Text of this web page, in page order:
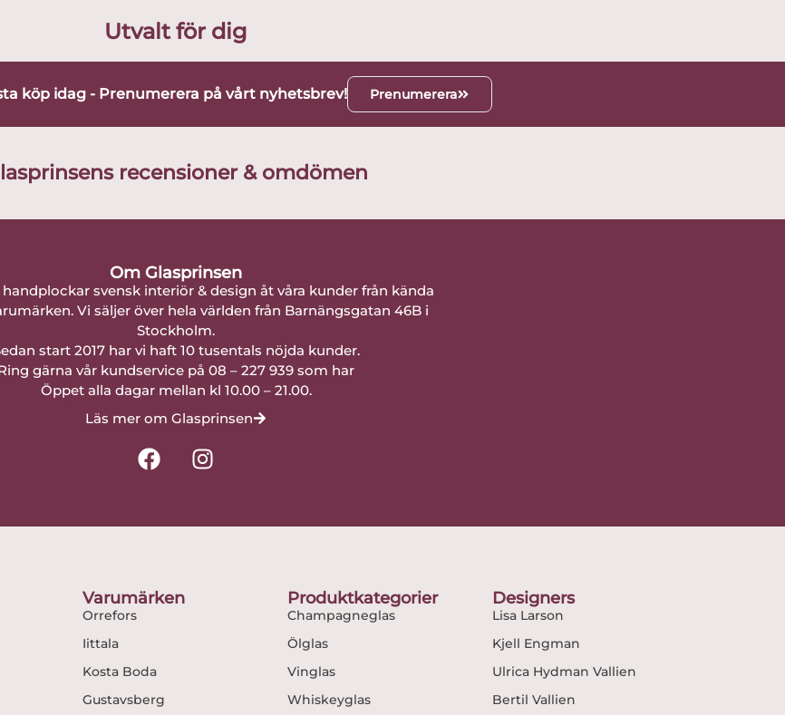
Utvalt för dig
köp idag - Prenumerera på vårt nyhetsbrev! Prenumerera
recensioner & omdömen
Om Glasprinsen
svensk interiör & design åt våra kunder från kända
Vi säljer över hela världen från Barnängsgatan 46B i
Stockholm.
start 2017 har vi haft 10 tusentals nöjda kunder.
gärna vår kundservice på 08 – 227 939 som har
Öppet alla dagar mellan kl 10.00 – 21.00.
Läs mer om Glasprinsen
F
a
k
I
n
Varumärken
Orrefors
Iittala
Kosta Boda
Gustavsberg
Produktkategorier
Champagneglas
Ölglas
Vinglas
Whiskeyglas
Designers
Lisa Larson
Kjell Engman
Ulrica Hydman Vallien
Bertil Vallien